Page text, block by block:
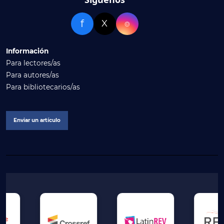
f X ⌾
Información
Para lectores/as
Para autores/as
Para bibliotecarios/as
Enviar un artículo